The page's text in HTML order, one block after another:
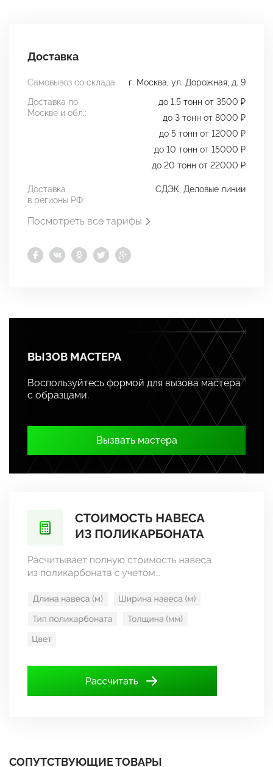
Доставка
Самовывоз со склада
г. Москва, ул. Дорожная, д. 9
Доставка по
Москве и обл.:
до 1.5 тонн от 3500 ₽
до 3 тонн от 8000 ₽
до 5 тонн от 12000 ₽
до 10 тонн от 15000 ₽
до 20 тонн от 22000 ₽
Доставка
в регионы РФ:
СДЭК, Деловые линии
Посмотреть все тарифы
ВЫЗОВ МАСТЕРА
Воспользуйтесь формой для вызова мастера
с образцами.
Вызвать мастера
СОПУТСТВУЮЩИЕ ТОВАРЫ